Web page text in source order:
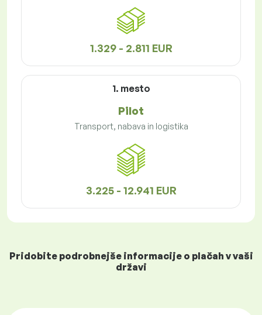
1.329 - 2.811 EUR
1. mesto
Pilot
Transport, nabava in logistika
3.225 - 12.941 EUR
Pridobite podrobnejše informacije o plačah v vaši
državi